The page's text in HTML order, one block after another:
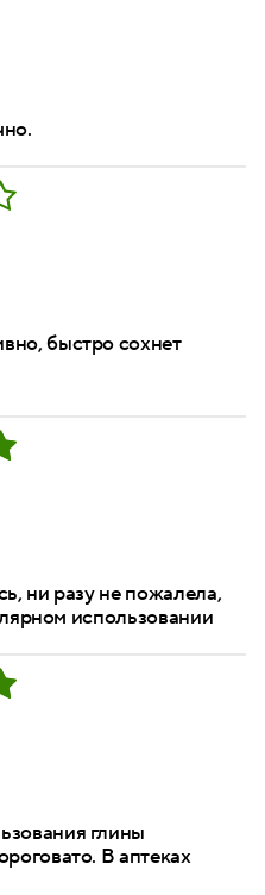
быстро сохнет
ни разу не пожалела,
использовании
глины
В аптеках